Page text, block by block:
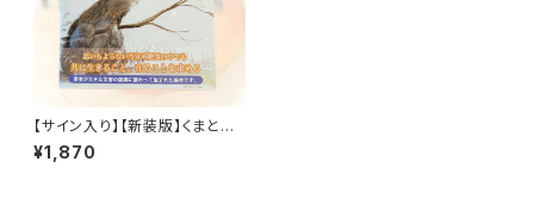
【サイン入り】【新装版】くまとか
きのみ
¥1,870